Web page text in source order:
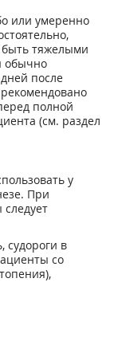
или умеренно
быть тяжелыми
обычно
после
полной
(см. раздел
у
При
судороги в
со